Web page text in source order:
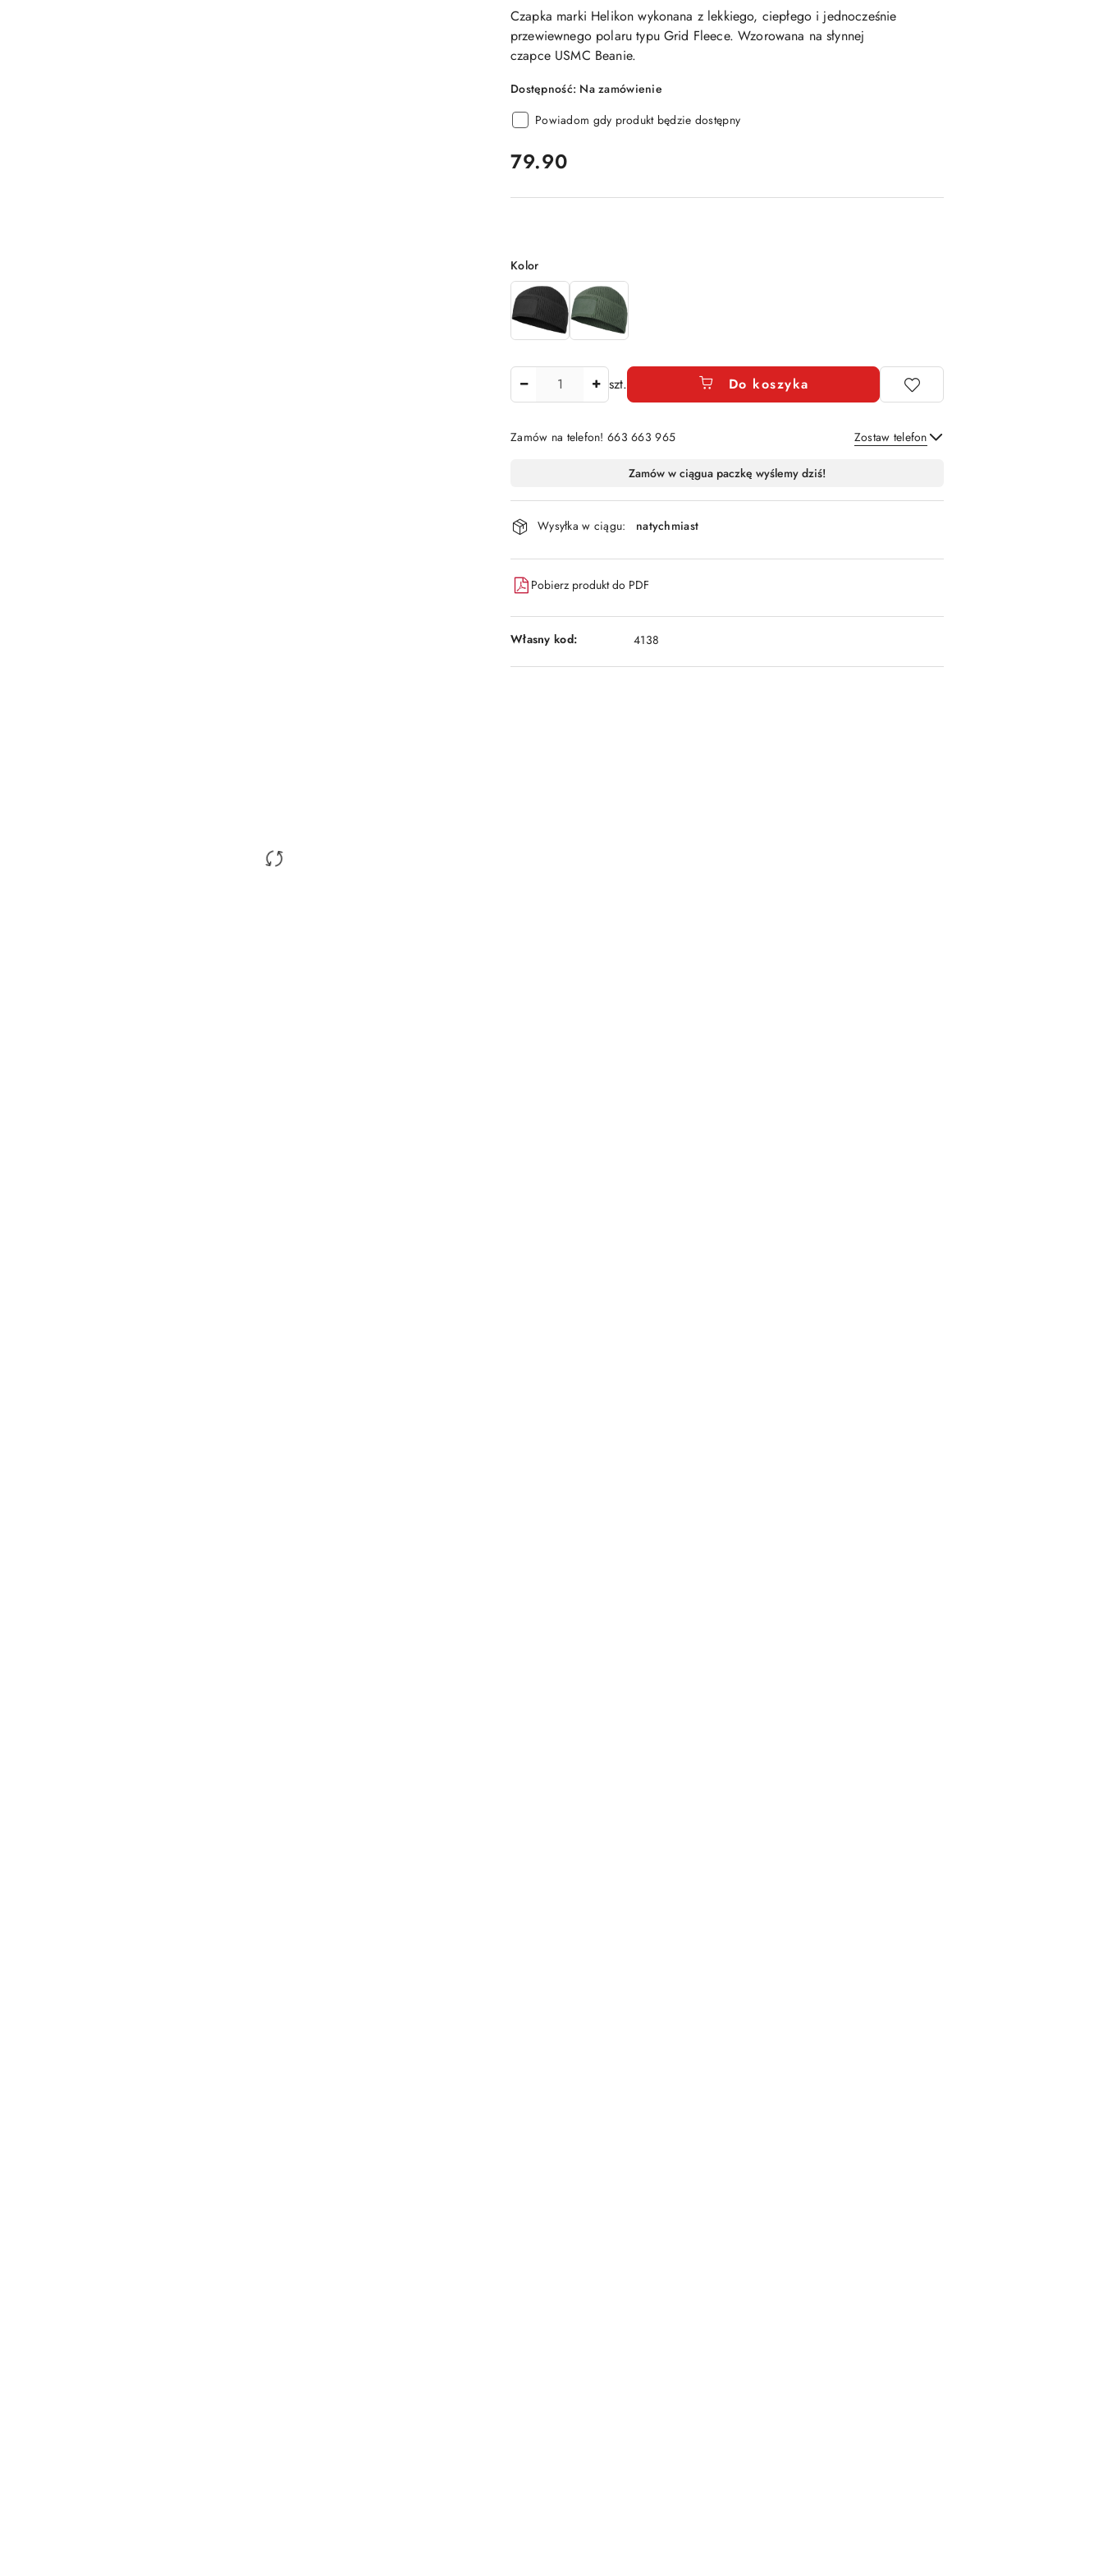
Czapka marki Helikon wykonana z lekkiego, ciepłego i jednocześnie
przewiewnego polaru typu Grid Fleece. Wzorowana na słynnej
czapce USMC Beanie.
Dostępność: Na zamówienie
Powiadom gdy produkt będzie dostępny
cena:
79.90
Wariant
Kolor
szt. Do koszyka
Zamów na telefon! 663 663 965 Zostaw telefon
i
dostawa
Zamów w ciągua paczkę wyślemy dziś!
Wysyłka w ciągu: natychmiast
Pobierz produkt do PDF
Własny kod: 4138